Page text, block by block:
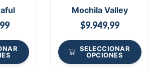
Mochila Valley
$9.949,99
SELECCIONAR
OPCIONES